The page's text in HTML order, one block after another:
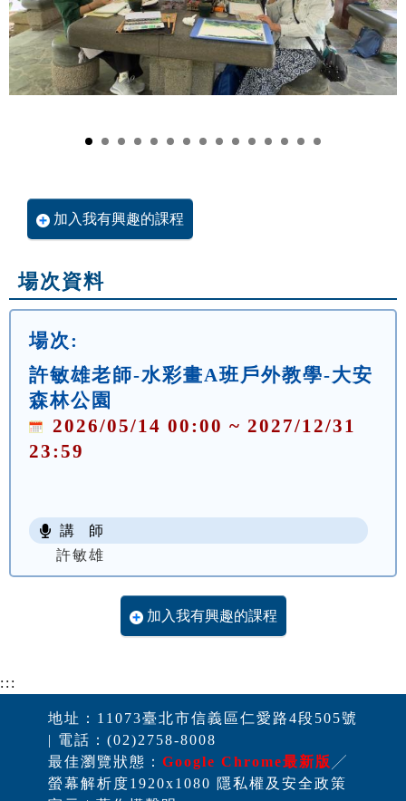
加入我有興趣的課程
場次資料
場次:
許敏雄老師-水彩畫A班戶外教學-大安
森林公園
2026/05/14 00:00 ~ 2027/12/31
23:59
講 師
許敏雄
加入我有興趣的課程
:::
地址：11073臺北市信義區仁愛路4段505號
| 電話：(02)2758-8008
最佳瀏覽狀態： Google Chrome最新版 ╱
螢幕解析度1920x1080 隱私權及安全政策